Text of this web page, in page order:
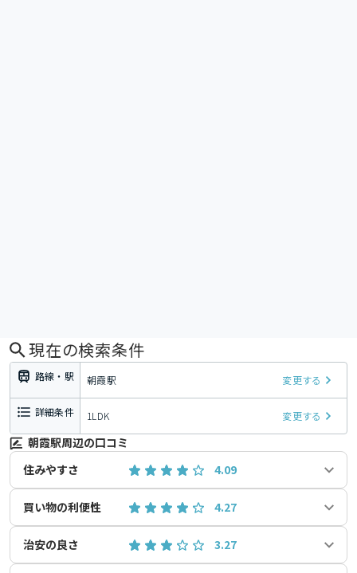
現在の検索条件
路線・駅 朝霞駅 変更する
詳細条件 1LDK 変更する
朝霞駅周辺の口コミ
住みやすさ
4.09
買い物の利便性 4.27
治安の良さ 3.27